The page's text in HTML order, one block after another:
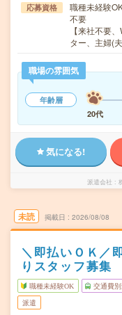
応募資格
職種未経験
不要
【来社不要
ター、主婦(
職場の雰囲気
年齢層
20代
気になる!
派遣会社
未読 掲載日 2026/08/08
＼即払いＯＫ／
りスタッフ募集
職種未経験OK 交通費
派遣